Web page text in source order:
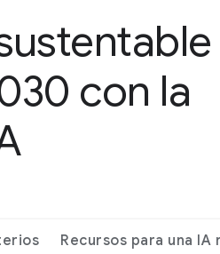
con la
Recursos para una IA